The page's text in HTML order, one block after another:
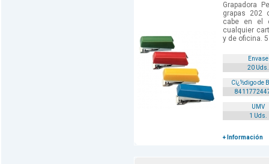
Grapadora
grapas 202
cabe en el
cualquier
y de oficina.
Envase
20 Uds.
Cï¿½digo de
UMV
1 Uds.
+ Información